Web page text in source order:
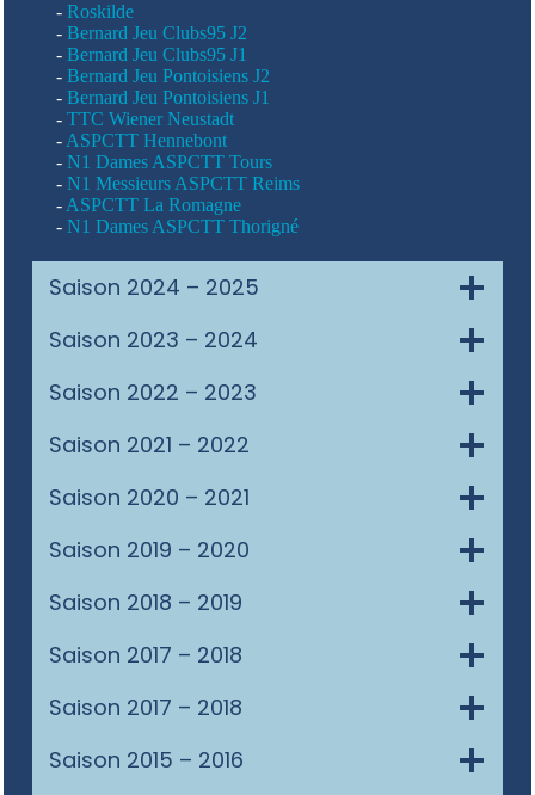
- Roskilde
- Bernard Jeu Clubs95 J2
- Bernard Jeu Clubs95 J1
- Bernard Jeu Pontoisiens J2
- Bernard Jeu Pontoisiens J1
- TTC Wiener Neustadt
- ASPCTT Hennebont
- N1 Dames ASPCTT Tours
- N1 Messieurs ASPCTT Reims
- ASPCTT La Romagne
- N1 Dames ASPCTT Thorigné
Saison 2024 – 2025
Saison 2023 – 2024
Saison 2022 – 2023
Saison 2021 – 2022
Saison 2020 – 2021
Saison 2019 – 2020
Saison 2018 – 2019
Saison 2017 – 2018
Saison 2017 – 2018
Saison 2015 – 2016